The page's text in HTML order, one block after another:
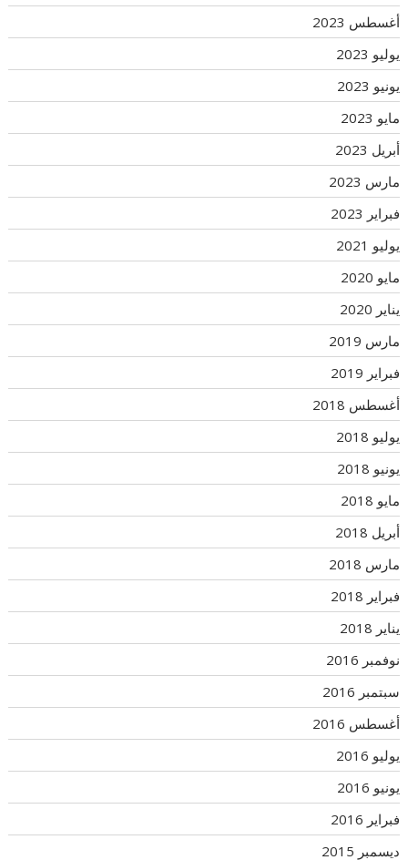
أغسطس 2023
يوليو 2023
يونيو 2023
مايو 2023
أبريل 2023
مارس 2023
فبراير 2023
يوليو 2021
مايو 2020
يناير 2020
مارس 2019
فبراير 2019
أغسطس 2018
يوليو 2018
يونيو 2018
مايو 2018
أبريل 2018
مارس 2018
فبراير 2018
يناير 2018
نوفمبر 2016
سبتمبر 2016
أغسطس 2016
يوليو 2016
يونيو 2016
فبراير 2016
ديسمبر 2015